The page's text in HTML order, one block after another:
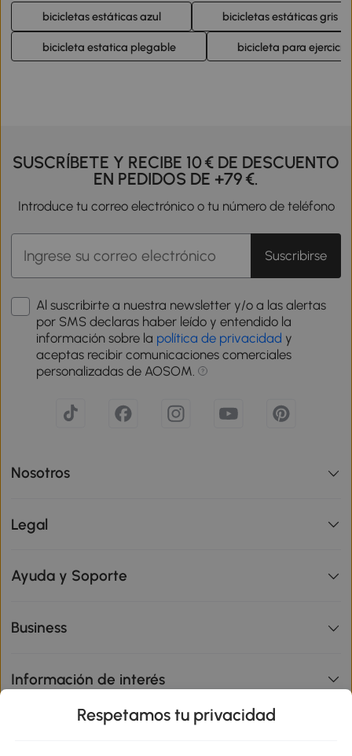
bicicletas estáticas azul bicicletas estáticas gris
bicicleta estatica plegable bicicleta para ejercicio
SUSCRÍBETE Y RECIBE 10 € DE DESCUENTO
EN PEDIDOS DE +79 €.
Introduce tu correo electrónico o tu número de teléfono
Suscribirse
Al suscribirte a nuestra newsletter y/o a las alertas
por SMS declaras haber leído y entendido la
información sobre la política de privacidad y
aceptas recibir comunicaciones comerciales
personalizadas de AOSOM.
Nosotros
Legal
Ayuda y Soporte
Business
Información de interés
Respetamos tu privacidad